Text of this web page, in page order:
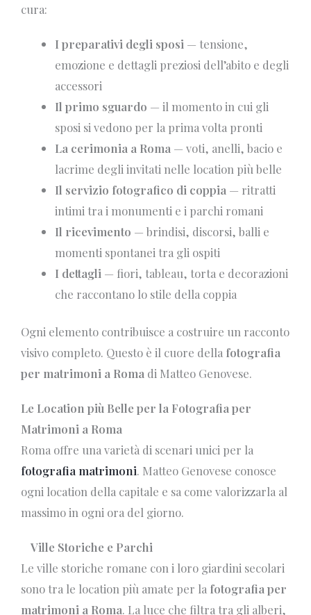
cura:
I preparativi degli sposi — tensione,
emozione e dettagli preziosi dell’abito e degli
accessori
Il primo sguardo — il momento in cui gli
sposi si vedono per la prima volta pronti
La cerimonia a Roma — voti, anelli, bacio e
lacrime degli invitati nelle location più belle
Il servizio fotografico di coppia — ritratti
intimi tra i monumenti e i parchi romani
Il ricevimento — brindisi, discorsi, balli e
momenti spontanei tra gli ospiti
I dettagli — fiori, tableau, torta e decorazioni
che raccontano lo stile della coppia
Ogni elemento contribuisce a costruire un racconto
visivo completo. Questo è il cuore della fotografia
per matrimoni a Roma di Matteo Genovese.
Le Location più Belle per la Fotografia per
Matrimoni a Roma
Roma offre una varietà di scenari unici per la
fotografia matrimoni. Matteo Genovese conosce
ogni location della capitale e sa come valorizzarla al
massimo in ogni ora del giorno.
Ville Storiche e Parchi
Le ville storiche romane con i loro giardini secolari
sono tra le location più amate per la fotografia per
matrimoni a Roma. La luce che filtra tra gli alberi,